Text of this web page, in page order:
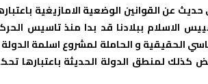
عن القوانين الوضعية الامازيغية
الاسلام ببلادنا قد بدا منذ تاسيس
1956 ظهرت تيارات الاسلام السياسي الحقيقية و الحاملة لمشروع اسلمة
لمنطق الدولة الحديثة باعتبارها